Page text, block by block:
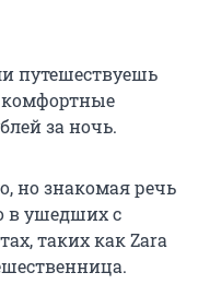
путешествуешь
за ночь.
но знакомая речь
в ушедших с
таких как Zara